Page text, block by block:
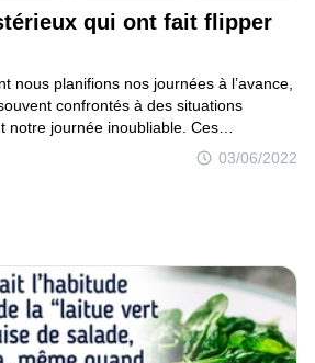
qui ont fait flipper
03/06/2022
nous planifions nos journées à l’avance,
confrontés à des situations
notre journée inoubliable. Ces
surprenantes sont parfois des objets